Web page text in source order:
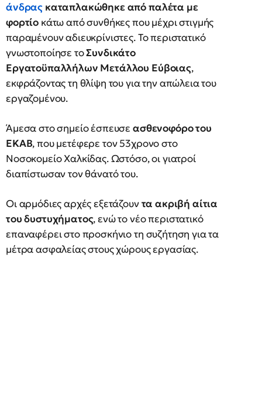
άνδρας καταπλακώθηκε από παλέτα με
φορτίο κάτω από συνθήκες που μέχρι στιγμής
παραμένουν αδιευκρίνιστες. Το περιστατικό
γνωστοποίησε τοΣυνδικάτο
Εργατοϋπαλλήλων Μετάλλου Εύβοιας,
εκφράζοντας τη θλίψη του για την απώλεια του
εργαζομένου.
Άμεσα στο σημείο έσπευσε ασθενοφόρο του
ΕΚΑΒ, που μετέφερε τον 53χρονο στο
Νοσοκομείο Χαλκίδας. Ωστόσο, οι γιατροί
διαπίστωσαν τον θάνατό του.
Οι αρμόδιες αρχές εξετάζουντα ακριβή αίτια
του δυστυχήματος, ενώ το νέο περιστατικό
επαναφέρει στο προσκήνιο τη συζήτηση για τα
μέτρα ασφαλείας στους χώρους εργασίας.